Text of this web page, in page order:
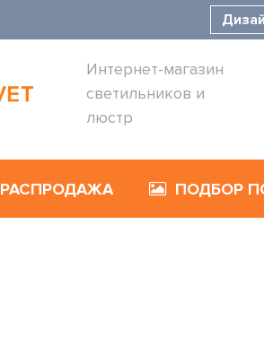
Интернет-магазин
светильников и
люстр
РАСПРОДАЖА ПОДБОР